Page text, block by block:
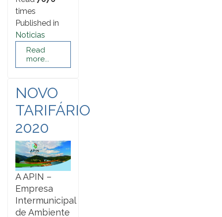
times
Published in
Noticias
Read
more...
NOVO
TARIFÁRIO
2020
A APIN –
Empresa
Intermunicipal
de Ambiente